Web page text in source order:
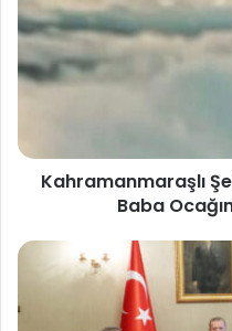
Kahramanmaraşlı
Baba